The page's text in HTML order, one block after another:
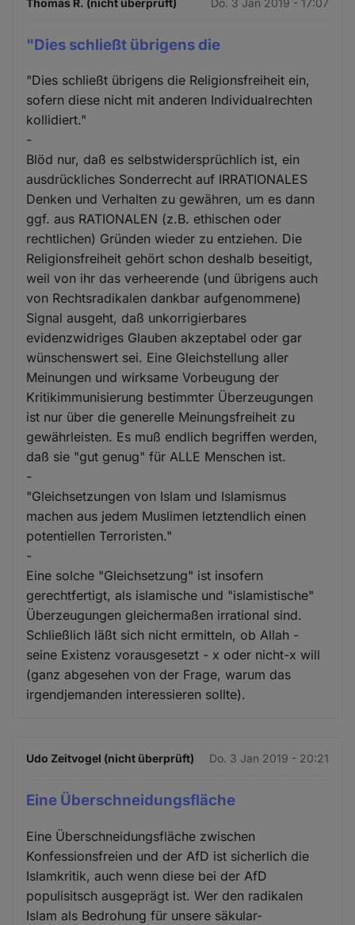
"Dies schließt übrigens die
"Dies schließt übrigens die Religionsfreiheit ein,
sofern diese nicht mit anderen Individualrechten
kollidiert."
-
Blöd nur, daß es selbstwidersprüchlich ist, ein
ausdrückliches Sonderrecht auf IRRATIONALES
Denken und Verhalten zu gewähren, um es dann
ggf. aus RATIONALEN (z.B. ethischen oder
rechtlichen) Gründen wieder zu entziehen. Die
Religionsfreiheit gehört schon deshalb beseitigt,
weil von ihr das verheerende (und übrigens auch
von Rechtsradikalen dankbar aufgenommene)
Signal ausgeht, daß unkorrigierbares
evidenzwidriges Glauben akzeptabel oder gar
wünschenswert sei. Eine Gleichstellung aller
Meinungen und wirksame Vorbeugung der
Kritikimmunisierung bestimmter Überzeugungen
ist nur über die generelle Meinungsfreiheit zu
gewährleisten. Es muß endlich begriffen werden,
daß sie "gut genug" für ALLE Menschen ist.
-
"Gleichsetzungen von Islam und Islamismus
machen aus jedem Muslimen letztendlich einen
potentiellen Terroristen."
-
Eine solche "Gleichsetzung" ist insofern
gerechtfertigt, als islamische und "islamistische"
Überzeugungen gleichermaßen irrational sind.
Schließlich läßt sich nicht ermitteln, ob Allah -
seine Existenz vorausgesetzt - x oder nicht-x will
(ganz abgesehen von der Frage, warum das
irgendjemanden interessieren sollte).
Udo Zeitvogel (nicht überprüft) Do. 3 Jan 2019 - 20:21
Eine Überschneidungsfläche
Eine Überschneidungsfläche zwischen
Konfessionsfreien und der AfD ist sicherlich die
Islamkritik, auch wenn diese bei der AfD
populisitsch ausgeprägt ist. Wer den radikalen
Islam als Bedrohung für unsere säkular-